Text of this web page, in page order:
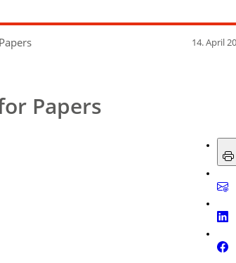
14. April
Papers